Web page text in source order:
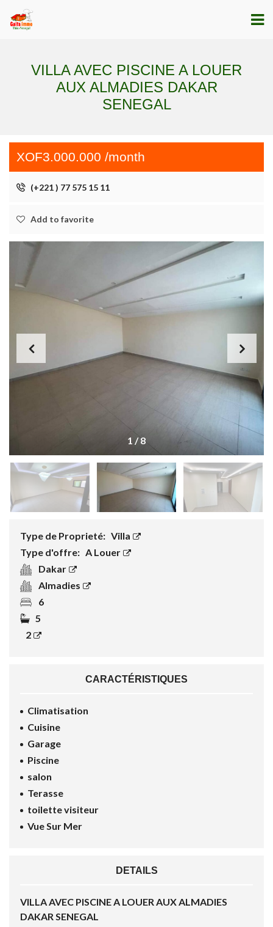
VILLA AVEC PISCINE A LOUER
AUX ALMADIES DAKAR
SENEGAL
XOF3.000.000 /month
(+221 ) 77 575 15 11
Add to favorite
1 /8
Type de Proprieté: Villa
Type d'offre: A Louer
Dakar
Almadies
6
5
2
CARACTÉRISTIQUES
Climatisation
Cuisine
Garage
Piscine
salon
Terasse
toilette visiteur
Vue Sur Mer
DETAILS
VILLA AVEC PISCINE A LOUER AUX ALMADIES
DAKAR SENEGAL